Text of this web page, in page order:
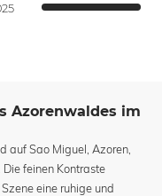
Azorenwaldes im
auf Sao Miguel, Azoren,
feinen Kontraste
eine ruhige und